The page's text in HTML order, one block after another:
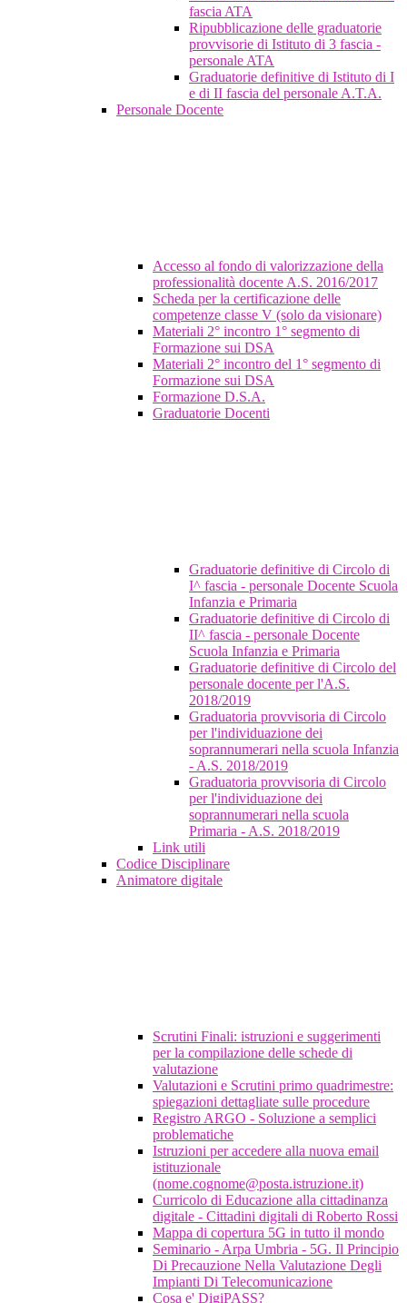
fascia ATA
Ripubblicazione delle graduatorie
provvisorie di Istituto di 3 fascia -
personale ATA
Graduatorie definitive di Istituto di I
e di II fascia del personale A.T.A.
Personale Docente
Accesso al fondo di valorizzazione della
professionalità docente A.S. 2016/2017
Scheda per la certificazione delle
competenze classe V (solo da visionare)
Materiali 2° incontro 1° segmento di
Formazione sui DSA
Materiali 2° incontro del 1° segmento di
Formazione sui DSA
Formazione D.S.A.
Graduatorie Docenti
Graduatorie definitive di Circolo di
I^ fascia - personale Docente Scuola
Infanzia e Primaria
Graduatorie definitive di Circolo di
II^ fascia - personale Docente
Scuola Infanzia e Primaria
Graduatorie definitive di Circolo del
personale docente per l'A.S.
2018/2019
Graduatoria provvisoria di Circolo
per l'individuazione dei
soprannumerari nella scuola Infanzia
- A.S. 2018/2019
Graduatoria provvisoria di Circolo
per l'individuazione dei
soprannumerari nella scuola
Primaria - A.S. 2018/2019
Link utili
Codice Disciplinare
Animatore digitale
Scrutini Finali: istruzioni e suggerimenti
per la compilazione delle schede di
valutazione
Valutazioni e Scrutini primo quadrimestre:
spiegazioni dettagliate sulle procedure
Registro ARGO - Soluzione a semplici
problematiche
Istruzioni per accedere alla nuova email
istituzionale
(nome.cognome@posta.istruzione.it)
Curricolo di Educazione alla cittadinanza
digitale - Cittadini digitali di Roberto Rossi
Mappa di copertura 5G in tutto il mondo
Seminario - Arpa Umbria - 5G. Il Principio
Di Precauzione Nella Valutazione Degli
Impianti Di Telecomunicazione
Cosa e' DigiPASS?